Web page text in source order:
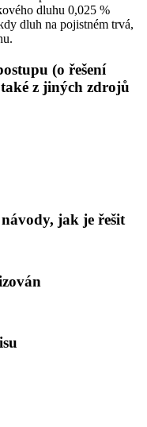
dluhu 0,025 %
dluh na pojistném trvá,
(o řešení
z jiných zdrojů
jak je řešit